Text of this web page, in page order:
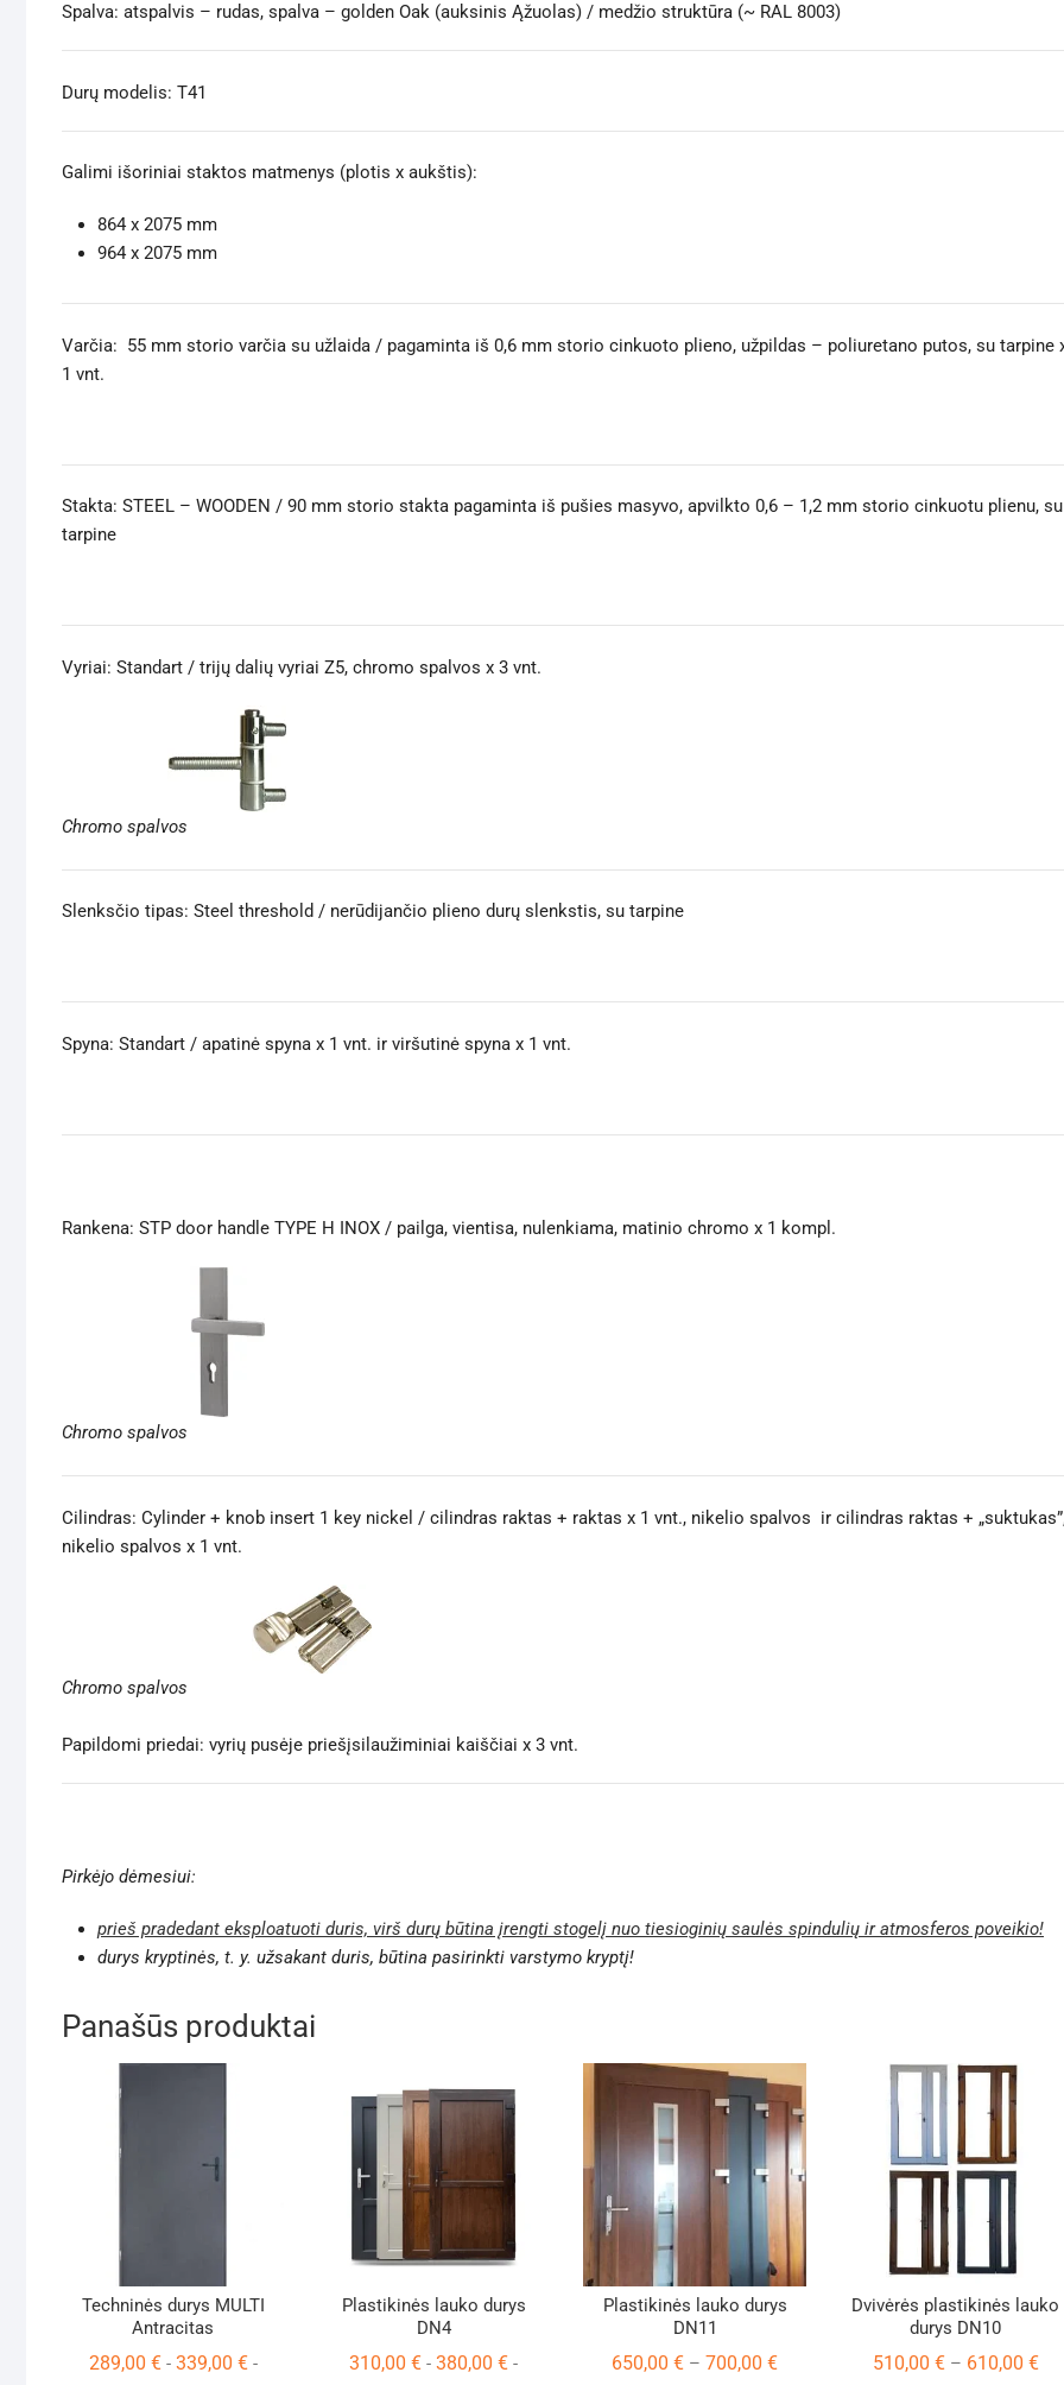
Spalva: atspalvis – rudas, spalva – golden Oak (auksinis Ąžuolas) / medžio struktūra (~ RAL 8003)
Durų modelis: T41
Galimi išoriniai staktos matmenys (plotis x aukštis):
864 x 2075 mm
964 x 2075 mm
Varčia: 55 mm storio varčia su užlaida / pagaminta iš 0,6 mm storio cinkuoto plieno, užpildas – poliuretano putos, su tarpine
1 vnt.
Stakta: STEEL – WOODEN / 90 mm storio stakta pagaminta iš pušies masyvo, apvilkto 0,6 – 1,2 mm storio cinkuotu plienu, su
tarpine
Vyriai: Standart / trijų dalių vyriai Z5, chromo spalvos x 3 vnt.
Chromo spalvos
Slenksčio tipas: Steel threshold / nerūdijančio plieno durų slenkstis, su tarpine
Spyna: Standart / apatinė spyna x 1 vnt. ir viršutinė spyna x 1 vnt.
Rankena: STP door handle TYPE H INOX / pailga, vientisa, nulenkiama, matinio chromo x 1 kompl.
Chromo spalvos
Cilindras: Cylinder + knob insert 1 key nickel / cilindras raktas + raktas x 1 vnt., nikelio spalvos ir cilindras raktas +
nikelio spalvos x 1 vnt.
Chromo spalvos
Papildomi priedai: vyrių pusėje priešįsilaužiminiai kaiščiai x 3 vnt.
Pirkėjo dėmesiui:
prieš pradedant eksploatuoti duris, virš durų būtina įrengti stogelį nuo tiesioginių saulės spindulių ir atmosferos poveikio!
durys kryptinės, t. y. užsakant duris, būtina pasirinkti varstymo kryptį!
Panašūs produktai
Techninės durys MULTI
Antracitas
289,00 €- 339,00 € -
Plastikinės lauko durys
DN4
310,00€ -380,00€ -
Plastikinės lauko durys
DN11
650,00€ – 700,00€Price
Dvivėrės plastikinės lauko
durys DN10
510,00 € – 610,00 €